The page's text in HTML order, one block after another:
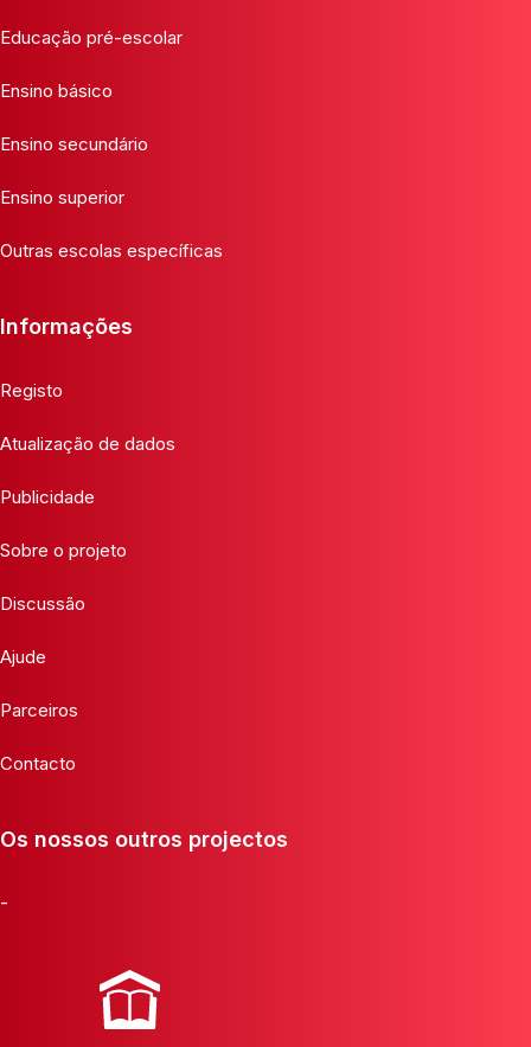
Educação pré-escolar
Ensino básico
Ensino secundário
Ensino superior
Outras escolas específicas
Informações
Registo
Atualização de dados
Publicidade
Sobre o projeto
Discussão
Ajude
Parceiros
Contacto
Os nossos outros projectos
-